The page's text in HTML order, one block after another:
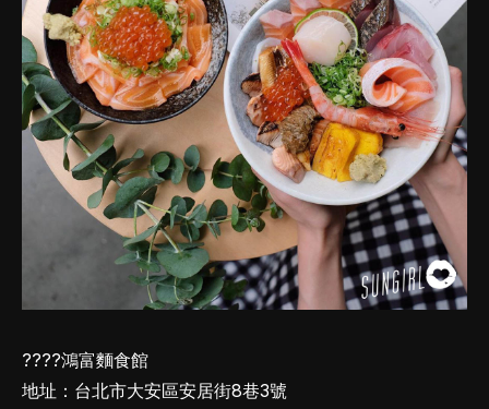
????鴻富麵食館
地址：台北市大安區安居街8巷3號